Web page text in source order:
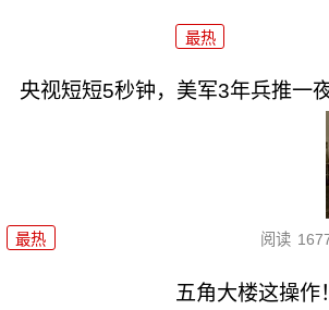
最热
央视短短5秒钟，美军3年兵推一
最热 阅读
五角大楼这操作